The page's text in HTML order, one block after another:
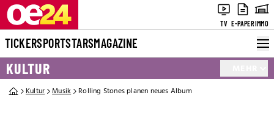
TV E-PAPERIMMO
TICKERSPORTSTARSMAGAZINE
KULTUR
Kultur Musik Rolling Stones planen neues Album